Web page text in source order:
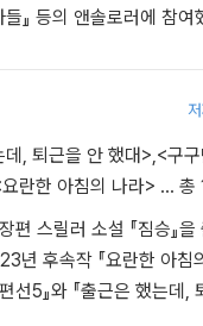
저녁 산책은 희수의 평
듣지 않는 강아지 때문에
간다. 창백한 광채가 뿜어
동안, 윌리는 전에 없던
시작한다.
판기에 잡아먹힌 소년 아
들』 등의 앤솔로러에 참여
데, 퇴근을 안 했대>,<구
란한 아침의 나라> … 총
스릴러 소설 『짐승』
년 후속작 『요란한 아침
선5』와 『출근은 했는데,